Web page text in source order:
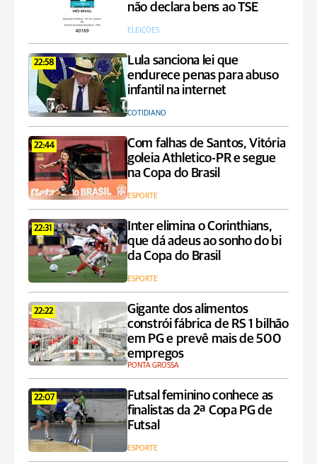
não declara bens ao TSE
ELEIÇÕES
22:58
Lula sanciona lei que
endurece penas para abuso
infantil na internet
COTIDIANO
22:44
Com falhas de Santos, Vitória
goleia Athletico-PR e segue
na Copa do Brasil
ESPORTE
22:31
Inter elimina o Corinthians,
que dá adeus ao sonho do bi
da Copa do Brasil
ESPORTE
22:22
Gigante dos alimentos
constrói fábrica de RS 1 bilhão
em PG e prevê mais de 500
empregos
PONTA GROSSA
22:07
Futsal feminino conhece as
finalistas da 2ª Copa PG de
Futsal
ESPORTE